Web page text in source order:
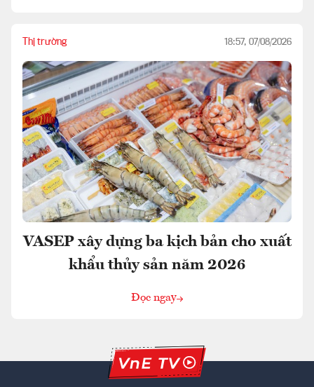
Thị trường 18:57, 07/08/2026
VASEP xây dựng ba kịch bản cho xuất
khẩu thủy sản năm 2026
Đọc ngay